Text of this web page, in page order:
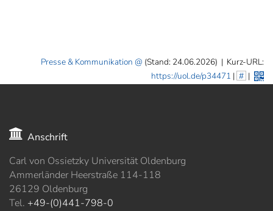
Presse & Kommunikation (Stand: 24.06.2026) | Kurz-URL:
https://uol.de/p34471 | # |
Anschrift
Carl von Ossietzky Universität Oldenburg
Ammerländer Heerstraße 114-118
26129 Oldenburg
Tel. +49-(0)441-798-0